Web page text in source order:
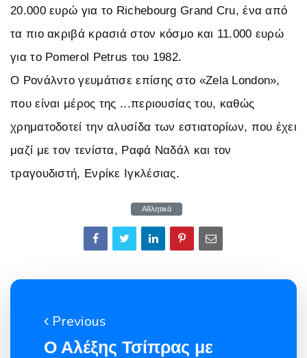
20.000 ευρώ για το Richebourg Grand Cru, ένα από
τα πιο ακριβά κρασιά στον κόσμο και 11.000 ευρώ
για το Pomerol Petrus του 1982.
Ο Ρονάλντο γευμάτισε επίσης στο «Zela London»,
που είναι μέρος της ...περιουσίας του, καθώς
χρηματοδοτεί την αλυσίδα των εστιατορίων, που έχει
μαζί με τον τενίστα, Ραφά Ναδάλ και τον
τραγουδιστή, Ενρίκε Ιγκλέσιας.
Αθλητικά
Previous
Ο Αλέξης Τσίπρας με